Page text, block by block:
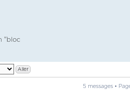
"bloc
5 messages •